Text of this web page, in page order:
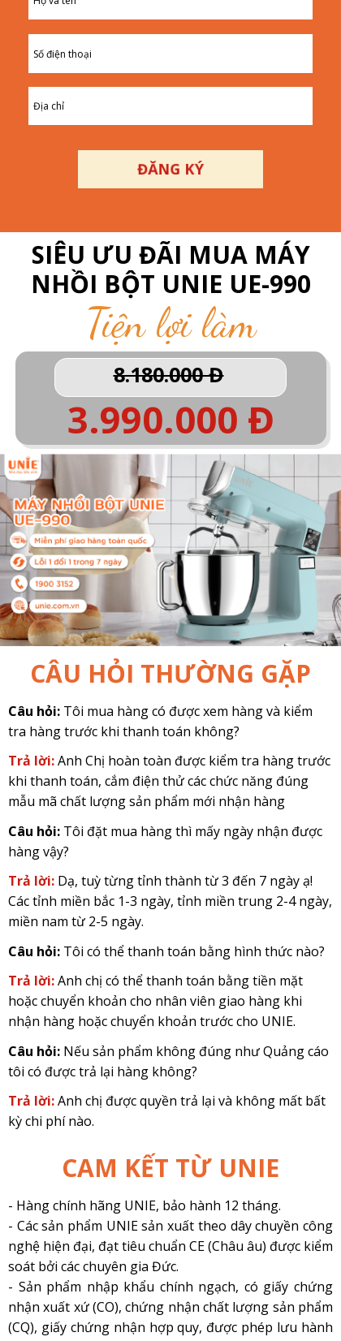
SIÊU ƯU ĐÃI MUA MÁY
NHỒI BỘT UNIE UE-990
Tiện lợi làm
bánh
8.180.000 Đ
3.990.000 Đ
ĐĂNG KÝ
CÂU HỎI THƯỜNG GẶP
Câu hỏi: Tôi mua hàng có được xem hàng và kiểm
tra hàng trước khi thanh toán không?
Trả lời:Anh Chị hoàn toàn được kiểm tra hàng trước
khi thanh toán, cắm điện thử các chức năng đúng
mẫu mã chất lượng sản phẩm mới nhận hàng
Câu hỏi: Tôi đặt mua hàng thì mấy ngày nhận được
hàng vậy?
Trả lời: Dạ, tuỳ từng tỉnh thành từ 3 đến 7 ngày ạ!
Các tỉnh miền bắc 1-3 ngày, tỉnh miền trung 2-4 ngày,
miền nam từ 2-5 ngày.
Câu hỏi: Tôi có thể thanh toán bằng hình thức nào?
Trả lời:Anh chị có thể thanh toán bằng tiền mặt
hoặc chuyển khoản cho nhân viên giao hàng khi
nhận hàng hoặc chuyển khoản trước cho UNIE.
Câu hỏi: Nếu sản phẩm không đúng như Quảng cáo
tôi có được trả lại hàng không?
Trả lời:Anh chị được quyền trả lại và không mất bất
kỳ chi phí nào.
CAM KẾT TỪ UNIE
- Hàng chính hãng UNIE, bảo hành 12 tháng.
- Các sản phẩm UNIE sản xuất theo dây chuyền công
nghệ hiện đại, đạt tiêu chuẩn CE (Châu âu) được kiểm
soát bởi các chuyên gia Đức.
- Sản phẩm nhập khẩu chính ngạch, có giấy chứng
nhận xuất xứ (CO), chứng nhận chất lượng sản phẩm
(CQ), giấy chứng nhận hợp quy, được phép lưu hành